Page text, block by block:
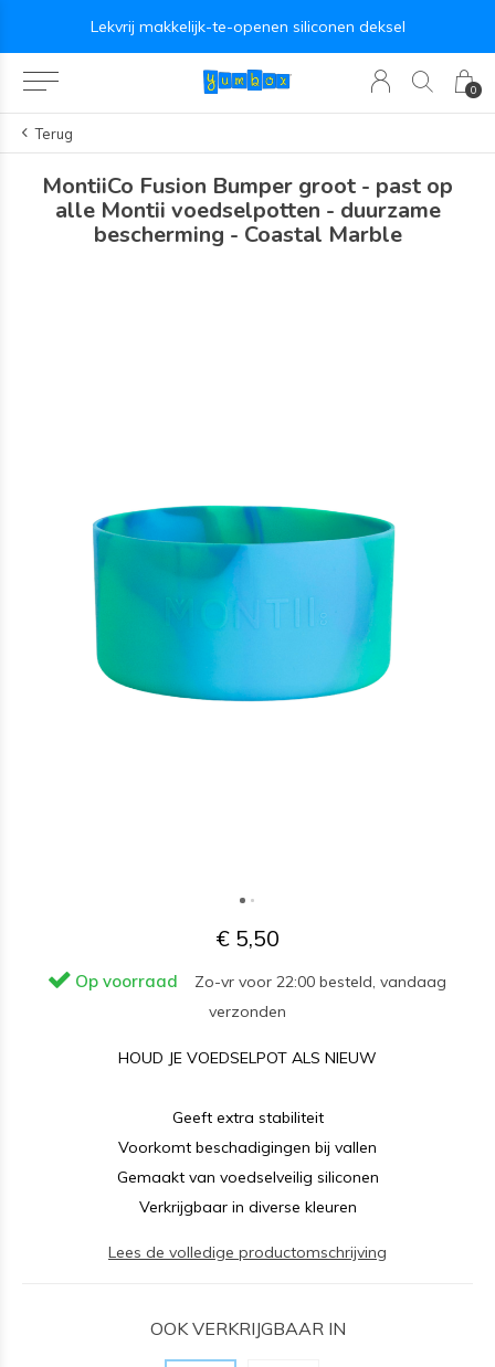
0
Lekvrij makkelijk-te-openen siliconen deksel
Terug
MontiiCo Fusion Bumper groot - past op
alle Montii voedselpotten - duurzame
bescherming - Coastal Marble
€ 5,50
Op voorraad
Zo-vr voor 22:00 besteld, vandaag
verzonden
HOUD JE VOEDSELPOT ALS NIEUW
Geeft extra stabiliteit
Voorkomt beschadigingen bij vallen
Gemaakt van voedselveilig siliconen
Verkrijgbaar in diverse kleuren
Lees de volledige productomschrijving
OOK VERKRIJGBAAR IN